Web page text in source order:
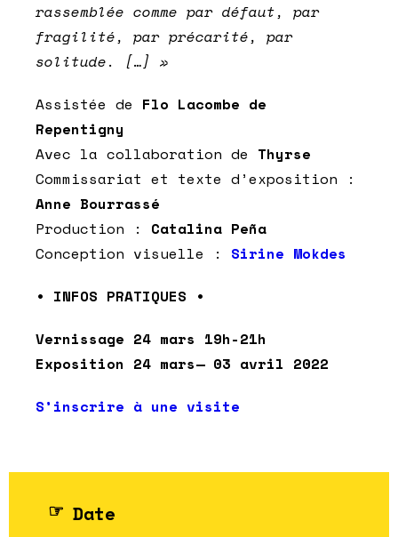
rassemblée comme par défaut, par
fragilité, par précarité, par
solitude. […] »
Assistée de Flo Lacombe de
Repentigny
Avec la collaboration de Thyrse
Commissariat et texte d’exposition :
Anne Bourrassé
Production : Catalina Peña
Conception visuelle : Sirine Mokdes
• INFOS PRATIQUES •
Vernissage 24 mars 19h-21h
Exposition 24 mars— 03 avril 2022
S’inscrire à une visite
Date